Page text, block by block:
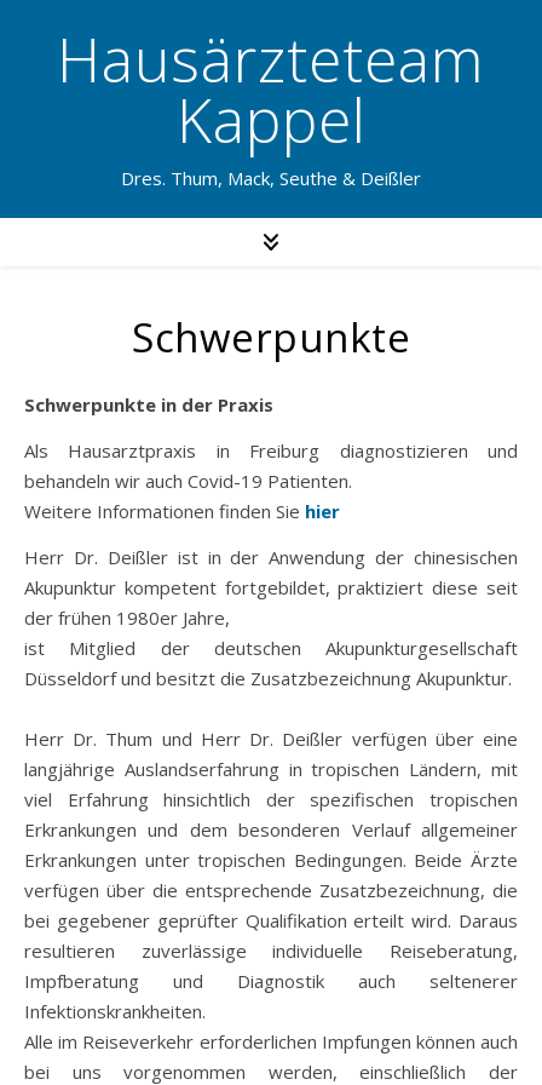
Hausärzteteam
Kappel
Dres. Thum, Mack, Seuthe & Deißler
Schwerpunkte
Schwerpunkte in der Praxis
Als Hausarztpraxis in Freiburg diagnostizieren und
behandeln wir auch Covid-19 Patienten.
Weitere Informationen finden Sie hier
Herr Dr. Deißler ist in der Anwendung der chinesischen
Akupunktur kompetent fortgebildet, praktiziert diese seit
der frühen 1980er Jahre,
ist Mitglied der deutschen Akupunkturgesellschaft
Düsseldorf und besitzt die Zusatzbezeichnung Akupunktur.
Herr Dr. Thum und Herr Dr. Deißler verfügen über eine
langjährige Auslandserfahrung in tropischen Ländern, mit
viel Erfahrung hinsichtlich der spezifischen tropischen
Erkrankungen und dem besonderen Verlauf allgemeiner
Erkrankungen unter tropischen Bedingungen. Beide Ärzte
verfügen über die entsprechende Zusatzbezeichnung, die
bei gegebener geprüfter Qualifikation erteilt wird. Daraus
resultieren zuverlässige individuelle Reiseberatung,
Impfberatung und Diagnostik auch seltenerer
Infektionskrankheiten.
Alle im Reiseverkehr erforderlichen Impfungen können auch
bei uns vorgenommen werden, einschließlich der